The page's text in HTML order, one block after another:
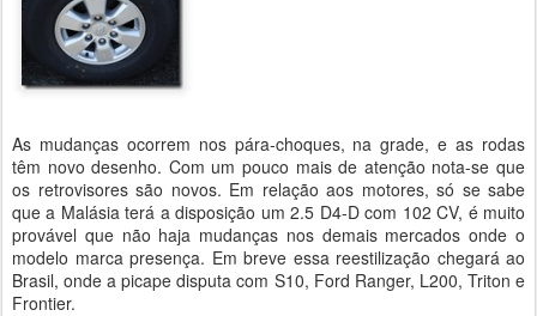
As mudanças ocorrem nos pára-choques, na grade, e as rodas
têm novo desenho. Com um pouco mais de atenção nota-se que
os retrovisores são novos. Em relação aos motores, só se sabe
que a Malásia terá a disposição um 2.5 D4-D com 102 CV, é muito
provável que não haja mudanças nos demais mercados onde o
modelo marca presença. Em breve essa reestilização chegará ao
Brasil, onde a picape disputa com S10, Ford Ranger, L200, Triton e
Frontier.